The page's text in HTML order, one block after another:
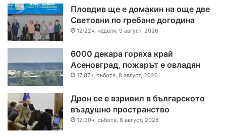
Пловдив ще е домакин на още две
Световни по гребане догодина
12:22ч, неделя, 9 август, 2026
6000 декара горяха край
Асеновград, пожарът е овладян
17:07ч, събота, 8 август, 2026
Дрон се е взривил в българското
въздушно пространство
12:30ч, събота, 8 август, 2026